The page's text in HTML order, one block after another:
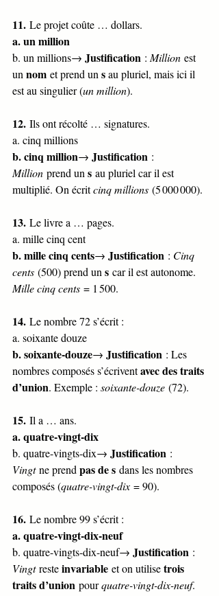
11. Le projet coûte … dollars.
a. un million
b. un millions→ Justification : Million est
un nom et prend un s au pluriel, mais ici il
est au singulier (un million).
12. Ils ont récolté … signatures.
a. cinq millions
b. cinq million→ Justification :
Million prend un s au pluriel car il est
multiplié. On écrit cinq millions (5 000 000).
13. Le livre a … pages.
a. mille cinq cent
b. mille cinq cents→ Justification : Cinq
cents (500) prend un s car il est autonome.
Mille cinq cents = 1 500.
14. Le nombre 72 s’écrit :
a. soixante douze
b. soixante-douze→ Justification : Les
nombres composés s’écrivent avec des traits
d’union. Exemple : soixante-douze (72).
15. Il a … ans.
a. quatre-vingt-dix
b. quatre-vingts-dix→ Justification :
Vingt ne prend pas de s dans les nombres
composés (quatre-vingt-dix = 90).
16. Le nombre 99 s’écrit :
a. quatre-vingt-dix-neuf
b. quatre-vingts-dix-neuf→ Justification :
Vingt reste invariable et on utilise trois
traits d’union pour quatre-vingt-dix-neuf.